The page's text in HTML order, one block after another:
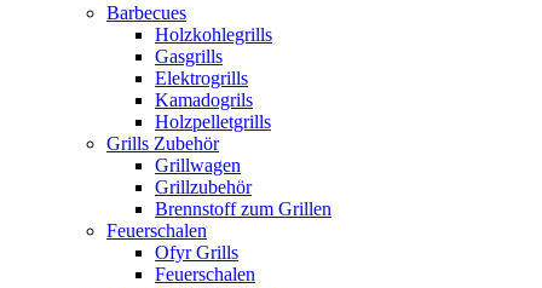
Barbecues
Holzkohlegrills
Gasgrills
Elektrogrills
Kamadogrils
Holzpelletgrills
Grills Zubehör
Grillwagen
Grillzubehör
Brennstoff zum Grillen
Feuerschalen
Ofyr Grills
Feuerschalen